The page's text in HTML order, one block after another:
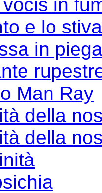
in
e lo
in piega
Man Ray
della
della